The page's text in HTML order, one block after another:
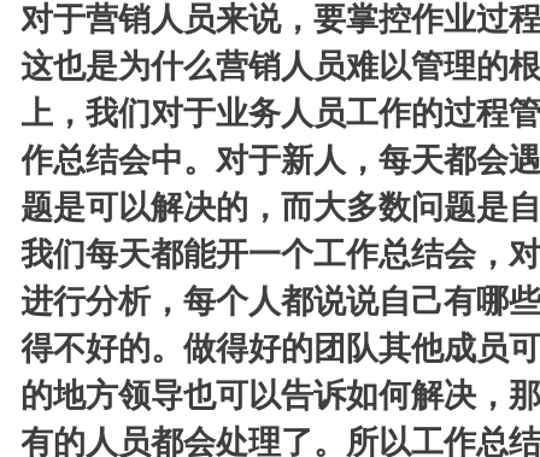
对于营销人员来说，要掌控作业过
这也是为什么营销人员难以管理的
上，我们对于业务人员工作的过程
作总结会中。对于新人，每天都会
题是可以解决的，而大多数问题是
我们每天都能开一个工作总结会，
进行分析，每个人都说说自己有哪
得不好的。做得好的团队其他成员
的地方领导也可以告诉如何解决，
有的人员都会处理了。所以工作总